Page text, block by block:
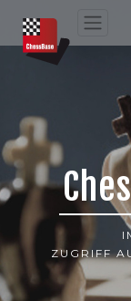
ZUGRIFF